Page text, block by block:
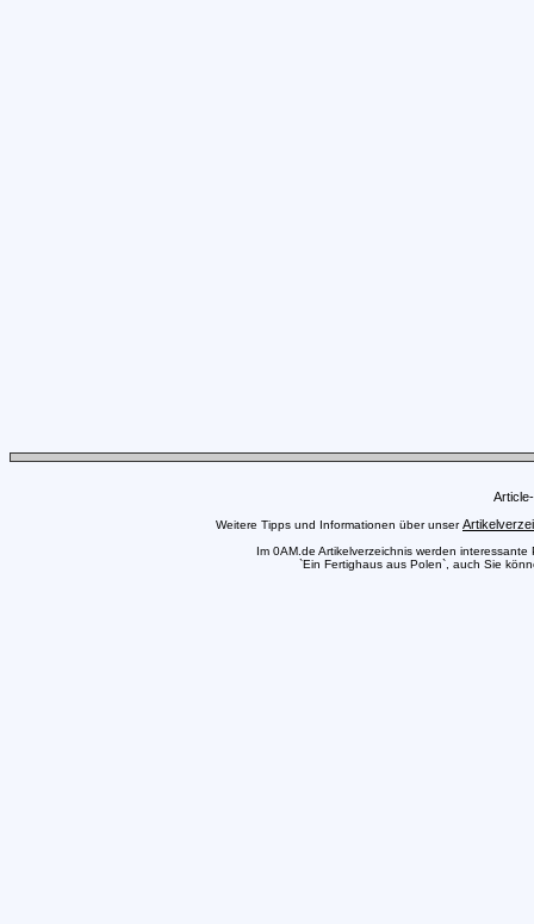
Weitere Tipps und Informationen über unser
Im 0AM.de Artikelverzeichnis werden
`Ein Fertighaus aus Polen`, auch Sie